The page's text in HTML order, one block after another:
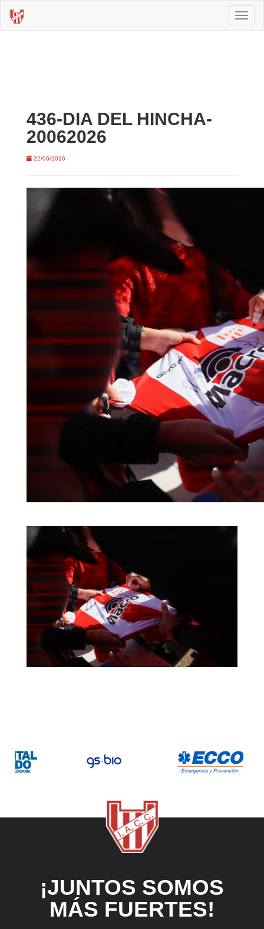
436-DIA DEL HINCHA-
20062026
22/06/2026
¡JUNTOS SOMOS
MÁS FUERTES!